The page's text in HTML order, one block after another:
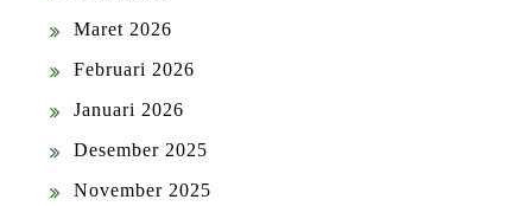
Maret 2026
Februari 2026
Januari 2026
Desember 2025
November 2025